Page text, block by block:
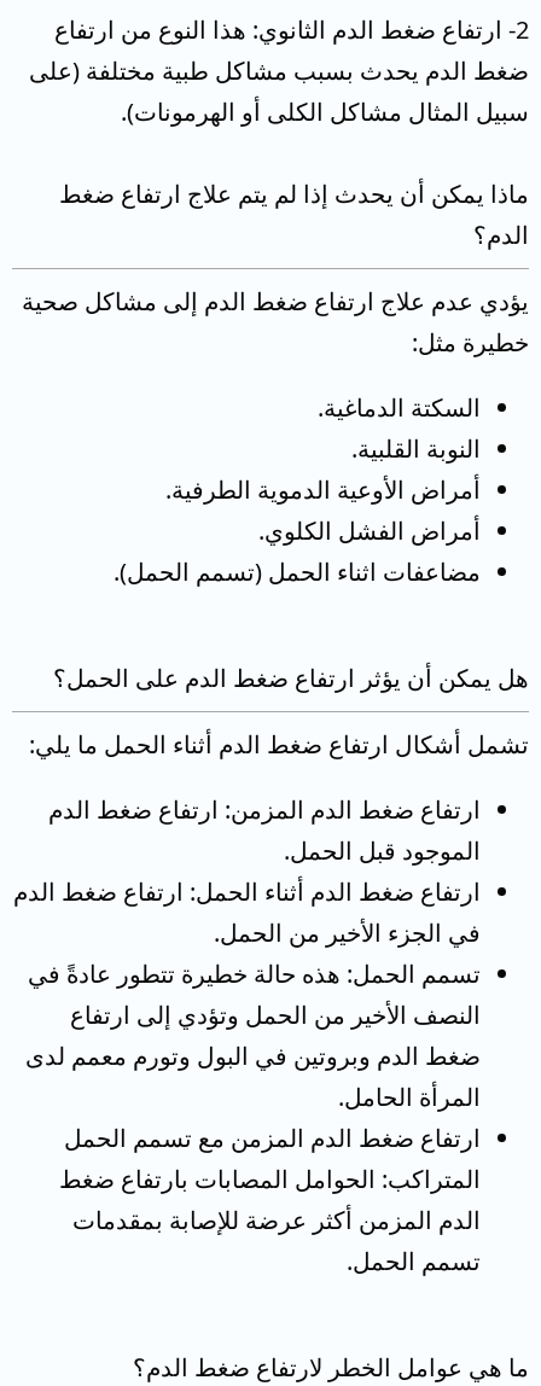
2- ارتفاع ضغط الدم الثانوي: هذا النوع من ارتفاع
ضغط الدم يحدث بسبب مشاكل طبية مختلفة (على
سبيل المثال مشاكل الكلى أو الهرمونات).
ماذا يمكن أن يحدث إذا لم يتم علاج ارتفاع ضغط
الدم؟
يؤدي عدم علاج ارتفاع ضغط الدم إلى مشاكل صحية
خطيرة مثل:
السكتة الدماغية.
النوبة القلبية.
أمراض الأوعية الدموية الطرفية.
أمراض الفشل الكلوي.
مضاعفات اثناء الحمل (تسمم الحمل).
هل يمكن أن يؤثر ارتفاع ضغط الدم على الحمل؟
تشمل أشكال ارتفاع ضغط الدم أثناء الحمل ما يلي:
ارتفاع ضغط الدم المزمن: ارتفاع ضغط الدم
الموجود قبل الحمل.
ارتفاع ضغط الدم أثناء الحمل: ارتفاع ضغط الدم
في الجزء الأخير من الحمل.
تسمم الحمل: هذه حالة خطيرة تتطور عادةً في
النصف الأخير من الحمل وتؤدي إلى ارتفاع
ضغط الدم وبروتين في البول وتورم معمم لدى
المرأة الحامل.
ارتفاع ضغط الدم المزمن مع تسمم الحمل
المتراكب: الحوامل المصابات بارتفاع ضغط
الدم المزمن أكثر عرضة للإصابة بمقدمات
تسمم الحمل.
ما هي عوامل الخطر لارتفاع ضغط الدم؟